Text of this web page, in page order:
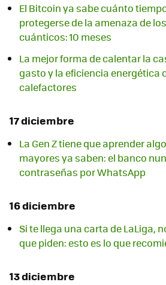
El Bitcoin ya sabe cuánto
protegerse de la amenaza de
cuánticos: 10 meses
La mejor forma de calentar la
gasto y la eficiencia energética
calefactores
17 diciembre
La Gen Z tiene que aprender
mayores ya saben: el banco
contraseñas por WhatsApp
16 diciembre
Si te llega una carta de LaLiga,
que piden: esto es lo que
13 diciembre